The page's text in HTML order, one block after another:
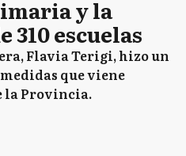
y la
310 escuelas
Flavia Terigi, hizo un
que viene
la Provincia.